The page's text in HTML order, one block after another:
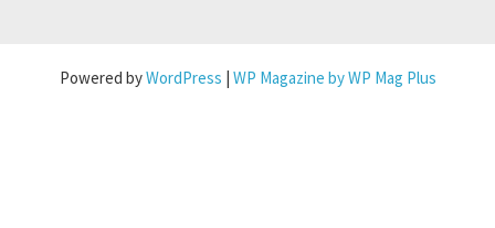
Powered byWordPress | WP Magazine by WP Mag Plus